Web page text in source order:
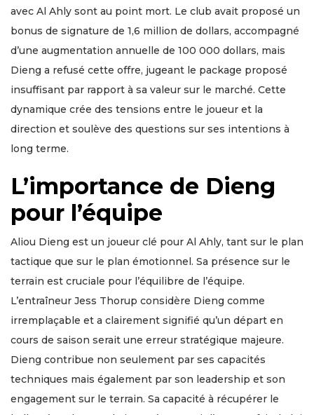
avec Al Ahly sont au point mort. Le club avait proposé un
bonus de signature de 1,6 million de dollars, accompagné
d’une augmentation annuelle de 100 000 dollars, mais
Dieng a refusé cette offre, jugeant le package proposé
insuffisant par rapport à sa valeur sur le marché. Cette
dynamique crée des tensions entre le joueur et la
direction et soulève des questions sur ses intentions à
long terme.
L’importance de Dieng
pour l’équipe
Aliou Dieng est un joueur clé pour Al Ahly, tant sur le plan
tactique que sur le plan émotionnel. Sa présence sur le
terrain est cruciale pour l’équilibre de l’équipe.
L’entraîneur Jess Thorup considère Dieng comme
irremplaçable et a clairement signifié qu’un départ en
cours de saison serait une erreur stratégique majeure.
Dieng contribue non seulement par ses capacités
techniques mais également par son leadership et son
engagement sur le terrain. Sa capacité à récupérer le